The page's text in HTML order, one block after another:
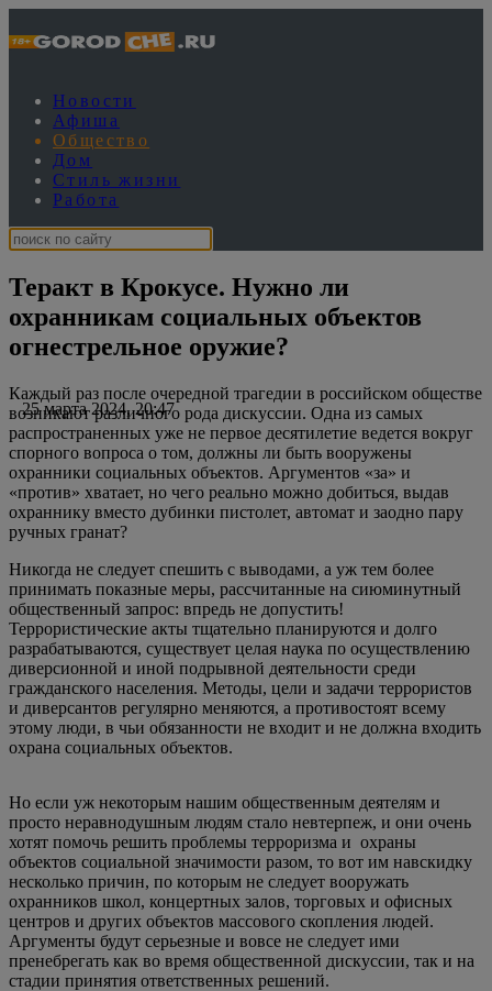
Новости
Афиша
Общество
Дом
Стиль жизни
Работа
Теракт в Крокусе. Нужно ли
охранникам социальных объектов
огнестрельное оружие?
25 марта 2024, 20:47
Каждый раз после очередной трагедии в российском обществе
возникают различного рода дискуссии. Одна из самых
распространенных уже не первое десятилетие ведется вокруг
спорного вопроса о том, должны ли быть вооружены
охранники социальных объектов. Аргументов «за» и
«против» хватает, но чего реально можно добиться, выдав
охраннику вместо дубинки пистолет, автомат и заодно пару
ручных гранат?
Никогда не следует спешить с выводами, а уж тем более
принимать показные меры, рассчитанные на сиюминутный
общественный запрос: впредь не допустить!
Террористические акты тщательно планируются и долго
разрабатываются, существует целая наука по осуществлению
диверсионной и иной подрывной деятельности среди
гражданского населения. Методы, цели и задачи террористов
и диверсантов регулярно меняются, а противостоят всему
этому люди, в чьи обязанности не входит и не должна входить
охрана социальных объектов.
Но если уж некоторым нашим общественным деятелям и
просто неравнодушным людям стало невтерпеж, и они очень
хотят помочь решить проблемы терроризма и охраны
объектов социальной значимости разом, то вот им навскидку
несколько причин, по которым не следует вооружать
охранников школ, концертных залов, торговых и офисных
центров и других объектов массового скопления людей.
Аргументы будут серьезные и вовсе не следует ими
пренебрегать как во время общественной дискуссии, так и на
стадии принятия ответственных решений.